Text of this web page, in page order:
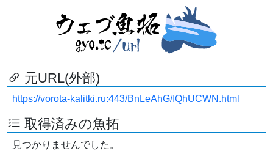
元URL(外部)
https://vorota-kalitki.ru:443/BnLeAhG/IQhUCWN.html
取得済みの魚拓
見つかりませんでした。